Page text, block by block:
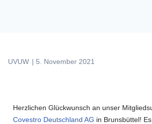
UVUW | 5. November 2021
Herzlichen Glückwunsch an unser
Covestro Deutschland AG in Brunsbüttel!